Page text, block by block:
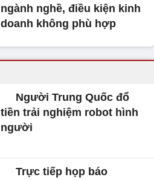
ngành nghề, điều kiện kinh
doanh không phù hợp
Người Trung Quốc đổ
tiền trải nghiệm robot hình
người
Trực tiếp họp báo